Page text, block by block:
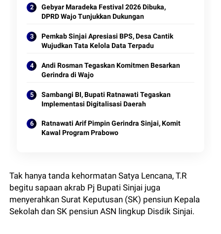
Gebyar Maradeka Festival 2026 Dibuka,
DPRD Wajo Tunjukkan Dukungan
Pemkab Sinjai Apresiasi BPS, Desa Cantik
Wujudkan Tata Kelola Data Terpadu
Andi Rosman Tegaskan Komitmen Besarkan
Gerindra di Wajo
Sambangi BI, Bupati Ratnawati Tegaskan
Implementasi Digitalisasi Daerah
Ratnawati Arif Pimpin Gerindra Sinjai, Komit
Kawal Program Prabowo
Tak hanya tanda kehormatan Satya Lencana, T.R
begitu sapaan akrab Pj Bupati Sinjai juga
menyerahkan Surat Keputusan (SK) pensiun Kepala
Sekolah dan SK pensiun ASN lingkup Disdik Sinjai.